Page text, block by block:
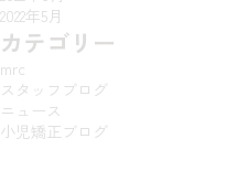
2022年5月
カテゴリー
mrc
スタッフブログ
ニュース
小児矯正ブログ